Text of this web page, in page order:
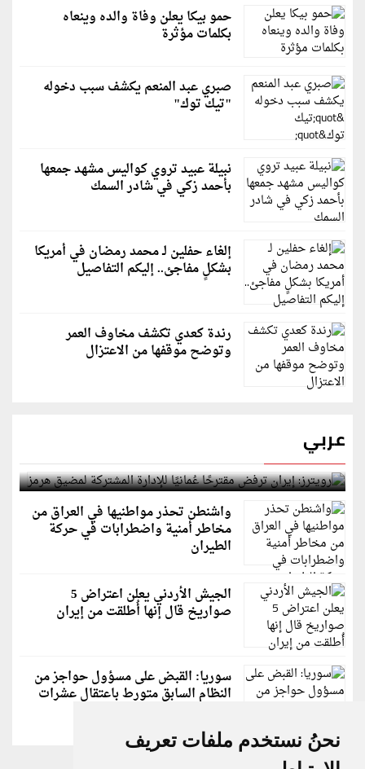
نحنُ نستخدم ملفات تعريف
حمو بيكا يعلن وفاة والده وينعاه
بكلمات مؤثرة
صبري عبد المنعم يكشف سبب دخوله
"تيك توك"
نبيلة عبيد تروي كواليس مشهد جمعها
بأحمد زكي في شادر السمك
إلغاء حفلين لـ محمد رمضان في أمريكا
بشكلٍ مفاجئ.. إليكم التفاصيل
رندة كعدي تكشف مخاوف العمر
وتوضح موقفها من الاعتزال
عربي
رويترز: إيران ترفض مقترحًا عُمانيًا للإدارة المشتركة
لمضيق هرمز
واشنطن تحذر مواطنيها في العراق من
مخاطر أمنية واضطرابات في حركة
الطيران
الجيش الأردني يعلن اعتراض 5
صواريخ قال إنها أُطلقت من إيران
سوريا: القبض على مسؤول حواجز من
النظام السابق متورط باعتقال عشرات